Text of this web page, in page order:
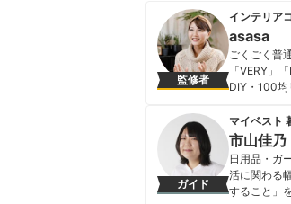
監修者
インテリア
asasa
ごくごく普
「VERY」
DIY・100均
めくコツ』
asasaの
ガイド
マイベスト
市山佳乃
日用品・ガ
活に関わる
すること」